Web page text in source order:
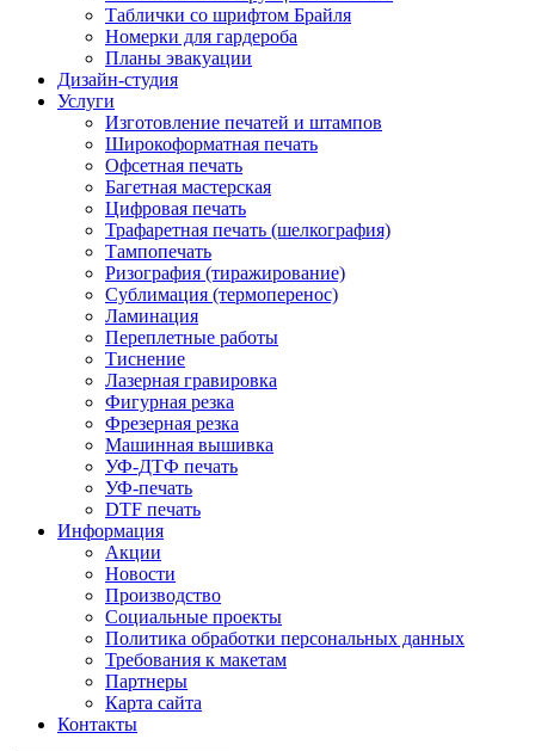
Таблички со шрифтом Брайля
Номерки для гардероба
Планы эвакуации
Дизайн-студия
Услуги
Изготовление печатей и штампов
Широкоформатная печать
Офсетная печать
Багетная мастерская
Цифровая печать
Трафаретная печать (шелкография)
Тампопечать
Ризография (тиражирование)
Сублимация (термоперенос)
Ламинация
Переплетные работы
Тиснение
Лазерная гравировка
Фигурная резка
Фрезерная резка
Машинная вышивка
УФ-ДТФ печать
УФ-печать
DTF печать
Информация
Акции
Новости
Производство
Социальные проекты
Политика обработки персональных данных
Требования к макетам
Партнеры
Карта сайта
Контакты